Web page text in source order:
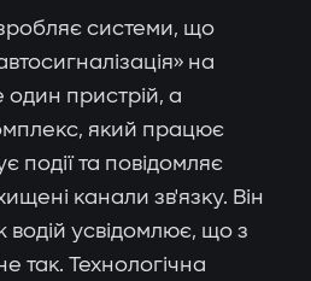
системи, що
на
один пристрій, а
який працює
події та повідомляє
канали зв'язку. Він
усвідомлює, що з
так. Технологічна